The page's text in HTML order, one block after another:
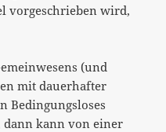
vorgeschrieben wird,
(und
mit dauerhafter
Bedingungsloses
kann von einer